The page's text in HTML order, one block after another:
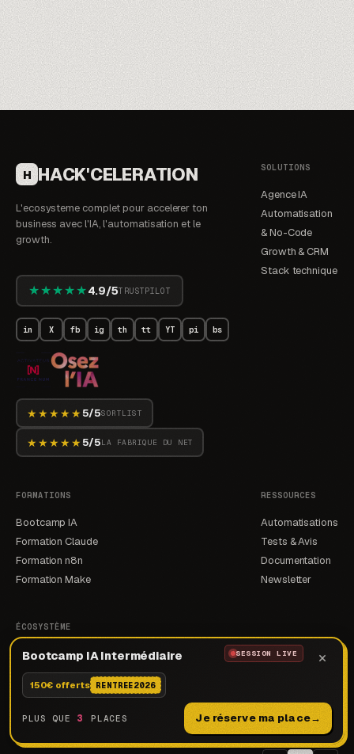
×
SESSION LIVE
Bootcamp IA Intermédiaire
3
150€ offerts RENTREE2026
Je réserve ma place→
H HACK'CELERATION
L'ecosysteme complet pour accelerer ton
business avec l'IA, l'automatisation et le
growth.
★★★★★4.9/5TRUSTPILOT
in X fb ig th tt YT pi bs
★★★★★ 5/5SORTLIST
★★★★★ 5/5LA FABRIQUE DU NET
SOLUTIONS
Agence IA
Automatisation
& No-Code
Growth & CRM
Stack technique
FORMATIONS
Bootcamp IA
Formation Claude
Formation n8n
Formation Make
RESSOURCES
Automatisations
Tests & Avis
Documentation
Newsletter
ÉCOSYSTÈME
Hackgora
Hackdvisor
Hackgency